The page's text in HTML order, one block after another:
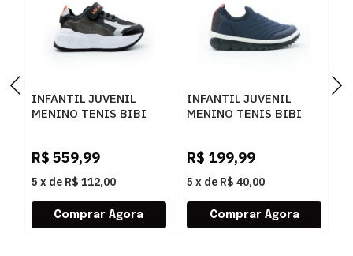
INFANTIL JUVENIL
MENINO TENIS BIBI
R$ 559,99
5 x de R$ 112,00
INFANTIL JUVENIL
MENINO TENIS BIBI
R$ 199,99
5 x de R$ 40,00